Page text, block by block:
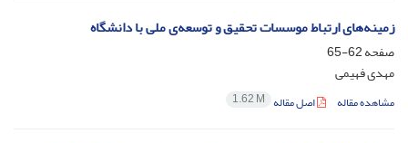
زمینه‌های ارتباط موسسات تحقیق و توسعه‌ی ملی با دانشگاه
صفحه62-65
مهدی فهیمی
مشاهده مقاله اصل مقاله 1.62 M